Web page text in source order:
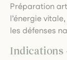
Préparation
l’énergie
les défenses
Indications